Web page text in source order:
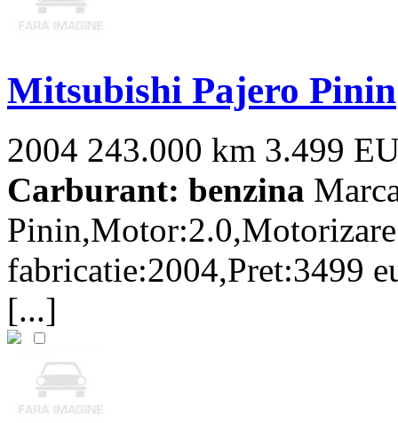
Mitsubishi Pajero Pinin
2004 243.000 km 3.499
Carburant: benzina
fabricatie:2004,Pret:3499
[...]